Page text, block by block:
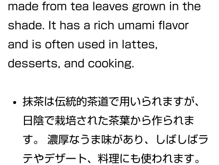
made from tea leaves grown in the
shade. It has a rich umami flavor
and is often used in lattes,
desserts, and cooking.
抹茶は伝統的茶道で用いられますが、
日陰で栽培された茶葉から作られま
す。 濃厚なうま味があり、しばしばラ
テやデザート、料理にも使われます。